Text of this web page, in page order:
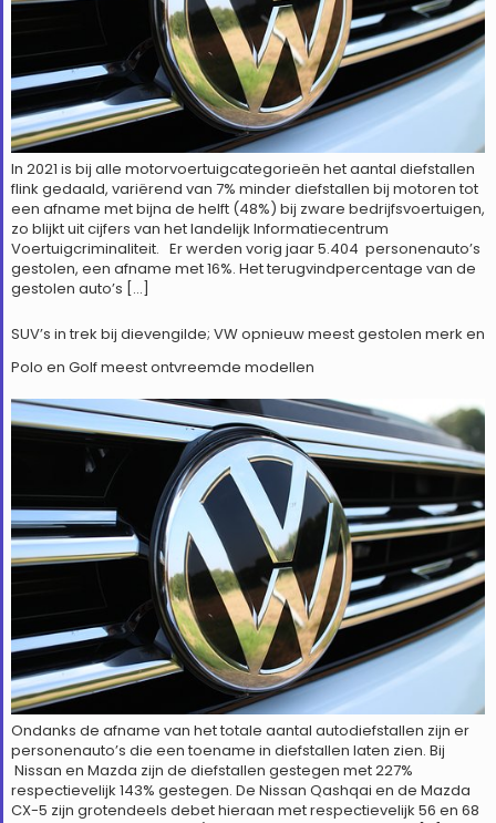
In 2021 is bij alle motorvoertuigcategorieën het aantal diefstallen
flink gedaald, variërend van 7% minder diefstallen bij motoren tot
een afname met bijna de helft (48%) bij zware bedrijfsvoertuigen,
zo blijkt uit cijfers van het landelijk Informatiecentrum
Voertuigcriminaliteit. Er werden vorig jaar 5.404 personenauto’s
gestolen, een afname met 16%. Het terugvindpercentage van de
gestolen auto’s […]
SUV’s in trek bij dievengilde; VW opnieuw meest gestolen merk en
Polo en Golf meest ontvreemde modellen
Ondanks de afname van het totale aantal autodiefstallen zijn er
personenauto’s die een toename in diefstallen laten zien. Bij
Nissan en Mazda zijn de diefstallen gestegen met 227%
respectievelijk 143% gestegen. De Nissan Qashqai en de Mazda
CX-5 zijn grotendeels debet hieraan met respectievelijk 56 en 68